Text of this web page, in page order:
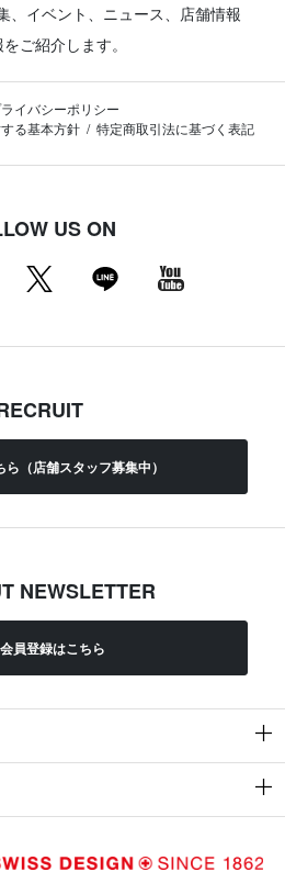
、イベント、ニュース、店舗情報
ご紹介します。
イバシーポリシー
る基本方針
特定商取引法に基づく表記
US ON
（店舗スタッフ募集中）
NEWSLETTER
員登録はこちら